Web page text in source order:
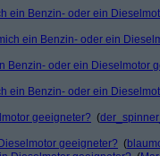
ein Benzin- oder ein
ein Benzin- oder ein
Benzin- oder ein Dieselmotor
ein Benzin- oder ein
geeigneter? (
geeigneter? (